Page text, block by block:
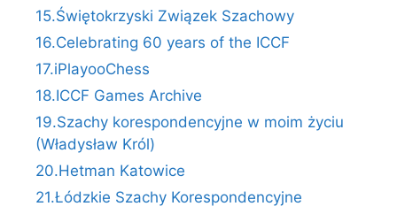
15.Świętokrzyski Związek Szachowy
16.Celebrating 60 years of the ICCF
17.iPlayooChess
18.ICCF Games Archive
19.Szachy korespondencyjne w moim życiu
(Władysław Król)
20.Hetman Katowice
21.Łódzkie Szachy Korespondencyjne